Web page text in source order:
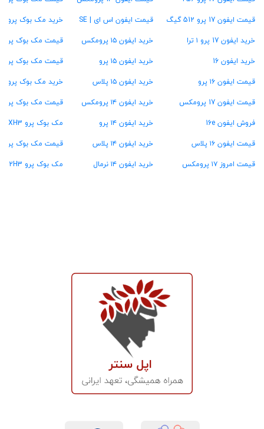
قیمت ایفون 17 پرو 512 گیگ
خرید ایفون 17 پرو ۱ ترا
خرید ایفون 16
قیمت ایفون ۱۶ پرو
قیمت ایفون 17 پرومکس
فروش ایفون 16e
قیمت ایفون ۱۶ پلاس
قیمت امروز ۱۷ پرومکس
قیمت ایفون اس ای | SE
خرید ایفون ۱۵ پرومکس
خرید ایفون ۱۵ پرو
خرید ایفون ۱۵ پلاس
خرید ایفون ۱۴ پرومکس
خرید ایفون ۱۴ پرو
خرید ایفون ۱۴ پلاس
خرید ایفون ۱۴ نرمال
خرید مک بوک پرو ۱ ترابایت
قیمت مک بوک پرو ۱۶ گیگ رام
قیمت مک بوک پرو ۲۴ گیگ رام
خرید مک بوک پرو ۳۶ گیگ رام
قیمت مک بوک پرو ۴۸ گیگ رام
مک بوک پرو MXH3
قیمت مک بوک پرو MW2U3
مک بوک پرو MX2H3